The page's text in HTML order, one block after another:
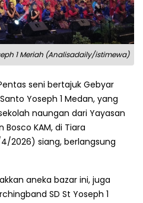
1 Meriah (Analisadaily/istimewa)
seni bertajuk Gebyar
Yoseph 1 Medan, yang
naungan dari Yayasan
Bosco KAM, di Tiara
2026) siang, berlangsung
aneka bazar ini, juga
SD St Yoseph 1